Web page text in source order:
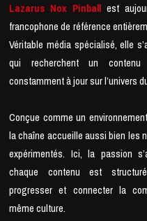
Lazarus Nox Pinball est
francophone de référence
Véritable média spécialisé, elle
qui recherchent un
constamment à jour sur l’univers
Conçue comme un
la chaîne accueille aussi bien les
expérimentés. Ici, la passion
chaque contenu est
progresser et connecter la
même culture.